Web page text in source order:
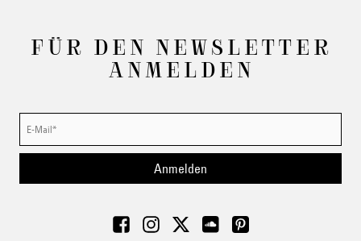
FÜR DEN NEWSLETTER
ANMELDEN
Anmelden